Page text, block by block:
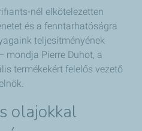
nél elkötelezetten
és a fenntarhatóságra
teljesítményének
mondja Pierre Duhot, a
termékekért felelős vezető
olajokkal